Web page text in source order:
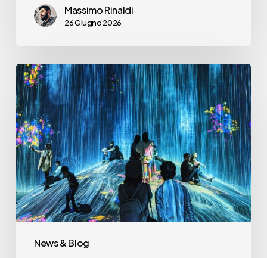
Massimo Rinaldi
26 Giugno 2026
News & Blog
Ma
ha
ancora
senso
parlare
di
un
“digital”
in
all’offline?